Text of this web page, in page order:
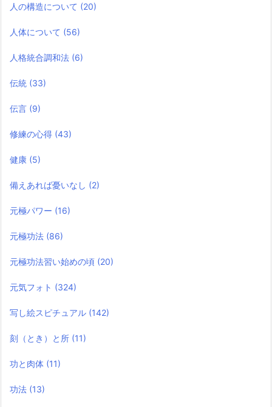
人の構造について (20)
人体について (56)
人格統合調和法 (6)
伝統 (33)
伝言 (9)
修練の心得 (43)
健康 (5)
備えあれば憂いなし (2)
元極パワー (16)
元極功法 (86)
元極功法習い始めの頃 (20)
元気フォト (324)
写し絵スピチュアル (142)
刻（とき）と所 (11)
功と肉体 (11)
功法 (13)